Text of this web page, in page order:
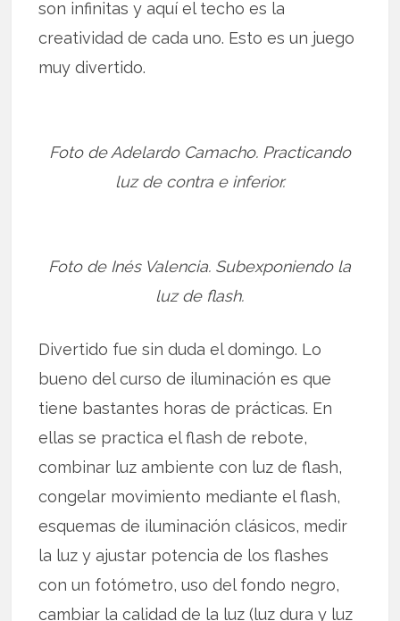
son infinitas y aquí el techo es la
creatividad de cada uno. Esto es un juego
muy divertido.
Foto de Adelardo Camacho. Practicando
luz de contra e inferior.
Foto de Inés Valencia. Subexponiendo la
luz de flash.
Divertido fue sin duda el domingo. Lo
bueno del curso de iluminación es que
tiene bastantes horas de prácticas. En
ellas se practica el flash de rebote,
combinar luz ambiente con luz de flash,
congelar movimiento mediante el flash,
esquemas de iluminación clásicos, medir
la luz y ajustar potencia de los flashes
con un fotómetro, uso del fondo negro,
cambiar la calidad de la luz (luz dura y luz